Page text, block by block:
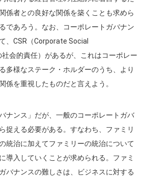
係者との良好な関係を築くことも求めら
であろう。なお、コーポレートガバナン
、CSR（Corporate Social
会的責任）があるが、これはコーポレー
多様なステーク・ホルダーのうち、より
係を重視したものだと言えよう。
ナンス」だが、一般のコーポレートガバ
捉える必要がある。すなわち、ファミリ
統治に加えてファミリーの統治について
導入していくことが求められる。ファミ
バナンスの難しさは、ビジネスに対する